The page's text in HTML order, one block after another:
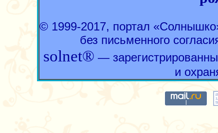
© 1999-2017, портал
без письменного
solnet® —
и